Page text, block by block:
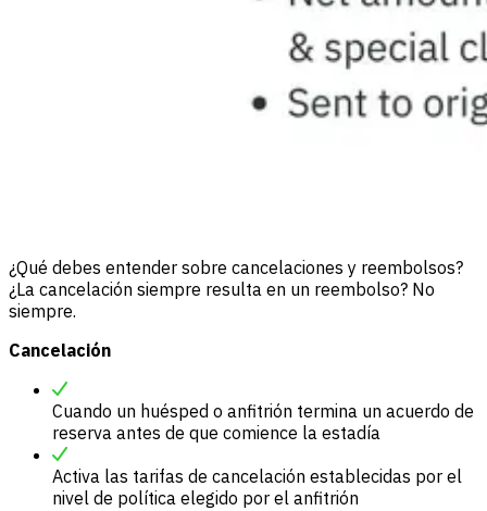
¿Qué debes entender sobre cancelaciones y reembolsos?
¿La cancelación siempre resulta en un reembolso? No
siempre.
Cancelación
Cuando un huésped o anfitrión termina un acuerdo de
reserva antes de que comience la estadía
Activa las tarifas de cancelación establecidas por el
nivel de política elegido por el anfitrión